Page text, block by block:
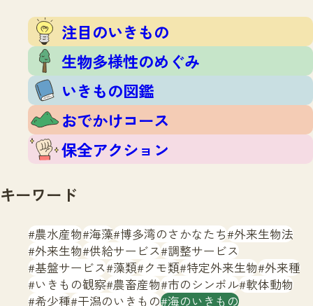
文字サイズ 小 中 大
注目のいきもの
生物多様性のめぐみ
いきもの図鑑
おでかけコース
保全アクション
いきもの調査隊
調査レポート
調査レポートTOP
調査結果
ふくおかいきものマップ
マッチング
マッチングTOP
掲載申し込みフォーム
お問合せ
注目のいきもの
生物多様性のめぐみ
いきもの図鑑
おでかけコース
保全アクション
キーワード
農水産物 海藻 博多湾のさかなたち 外来生物法
外来生物 供給サービス 調整サービス
基盤サービス 藻類 クモ類 特定外来生物 外来種
いきもの観察 農畜産物 市のシンボル 軟体動物
希少種 干潟のいきもの 海のいきもの